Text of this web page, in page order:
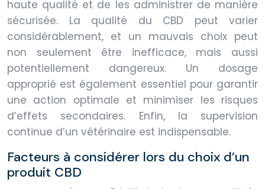
haute qualité et de les administrer de manière
sécurisée. La qualité du CBD peut varier
considérablement, et un mauvais choix peut
non seulement être inefficace, mais aussi
potentiellement dangereux. Un dosage
approprié est également essentiel pour garantir
une action optimale et minimiser les risques
d’effets secondaires. Enfin, la supervision
continue d’un vétérinaire est indispensable.
Facteurs à considérer lors du choix d’un
produit CBD